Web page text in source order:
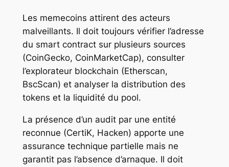
Les memecoins attirent des acteurs
malveillants. Il doit toujours vérifier l’adresse
du smart contract sur plusieurs sources
(CoinGecko, CoinMarketCap), consulter
l’explorateur blockchain (Etherscan,
BscScan) et analyser la distribution des
tokens et la liquidité du pool.
La présence d’un audit par une entité
reconnue (CertiK, Hacken) apporte une
assurance technique partielle mais ne
garantit pas l’absence d’arnaque. Il doit